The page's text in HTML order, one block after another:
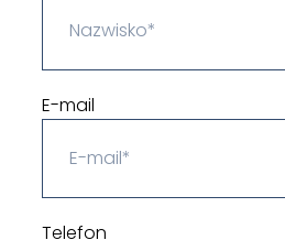
E-mail
Telefon